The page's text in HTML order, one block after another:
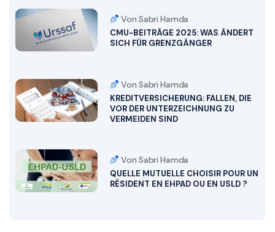
Von Sabri Hamda
CMU-BEITRÄGE 2025: WAS ÄNDERT
SICH FÜR GRENZGÄNGER
Von Sabri Hamda
KREDITVERSICHERUNG: FALLEN, DIE
VOR DER UNTERZEICHNUNG ZU
VERMEIDEN SIND
Von Sabri Hamda
QUELLE MUTUELLE CHOISIR POUR UN
RÉSIDENT EN EHPAD OU EN USLD ?